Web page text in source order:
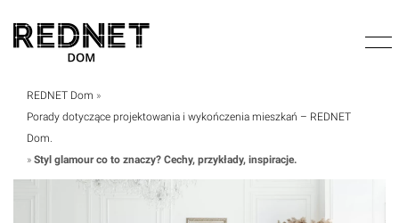
REDNET Dom »
Porady dotyczące projektowania i wykończenia mieszkań – REDNET
Dom.
» Styl glamour co to znaczy? Cechy, przykłady, inspiracje.